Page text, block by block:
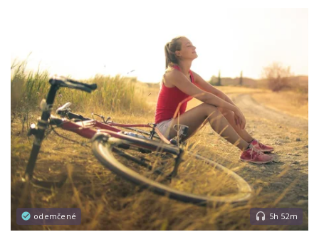
odemčené 5h 52m